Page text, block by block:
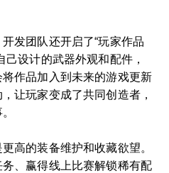
发团队还开启了“玩家作品
己设计的武器外观和配件，
作品加入到未来的游戏更新
让玩家变成了共同创造者，
高的装备维护和收藏欲望。
、赢得线上比赛解锁稀有配